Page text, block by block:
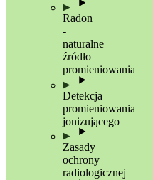
Radon
-
naturalne
źródło
promieniowania
Detekcja
promieniowania
jonizującego
Zasady
ochrony
radiologicznej